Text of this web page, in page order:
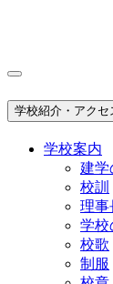
学校紹介・アクセ
学校案内
建学
校訓
理事
学校
校歌
制服